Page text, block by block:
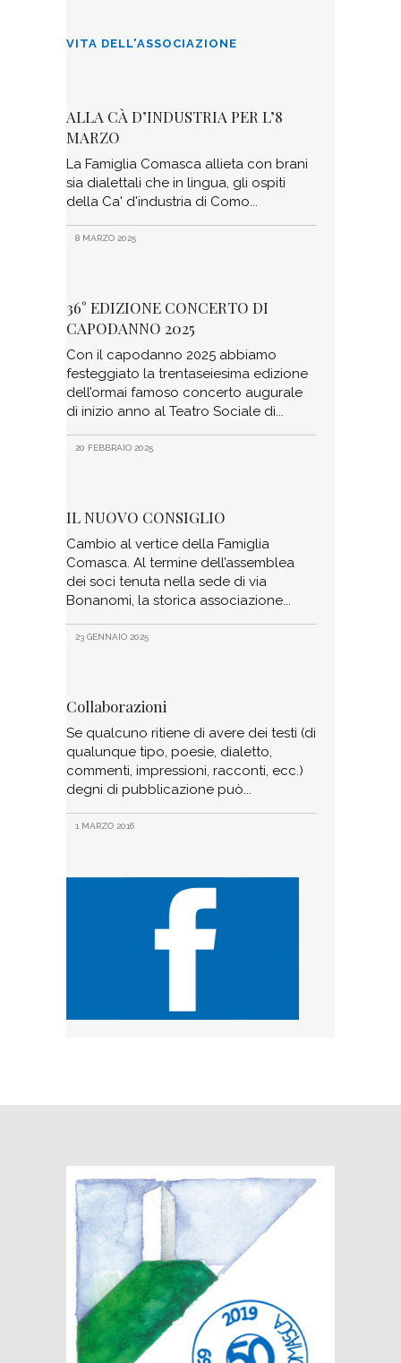
VITA DELL'ASSOCIAZIONE
ALLA CÀ D’INDUSTRIA PER L’8
MARZO
La Famiglia Comasca allieta con brani
sia dialettali che in lingua, gli ospiti
della Ca' d'industria di Como
8 MARZO 2025
36° EDIZIONE CONCERTO DI
CAPODANNO 2025
Con il capodanno 2025 abbiamo
festeggiato la trentaseiesima edizione
dell’ormai famoso concerto augurale
di inizio anno al Teatro Sociale di
20 FEBBRAIO 2025
IL NUOVO CONSIGLIO
Cambio al vertice della Famiglia
Comasca. Al termine dell’assemblea
dei soci tenuta nella sede di via
Bonanomi, la storica associazione
23 GENNAIO 2025
Collaborazioni
Se qualcuno ritiene di avere dei testi (di
qualunque tipo, poesie, dialetto,
commenti, impressioni, racconti, ecc.)
degni di pubblicazione può
1 MARZO 2016